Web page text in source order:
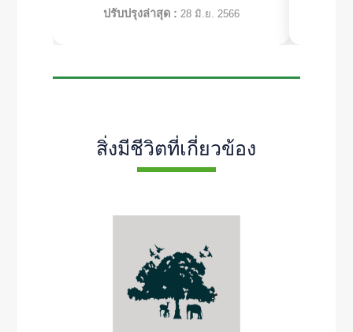
ปรับปรุงล่าสุด : 28 มิ.ย. 2566
สิ่งมีชีวิตที่เกี่ยวข้อง